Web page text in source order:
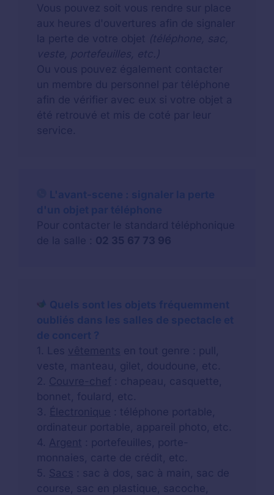
Vous pouvez soit vous rendre sur place
aux heures d'ouvertures afin de signaler
la perte de votre objet (téléphone, sac,
veste, portefeuilles, etc.)
Ou vous pouvez également contacter
un membre du personnel par téléphone
afin de vérifier avec eux si votre objet a
été retrouvé et mis de coté par leur
service.
Quels sont les objets fréquemment
oubliés dans les salles de spectacle et
de concert ?
1. Les vêtements en tout genre : pull,
veste, manteau, gilet, doudoune, etc.
2. Couvre-chef : chapeau, casquette,
bonnet, foulard, etc.
3. Électronique : téléphone portable,
ordinateur portable, appareil photo, etc.
4. Argent : portefeuilles, porte-
monnaies, carte de crédit, etc.
5. Sacs : sac à dos, sac à main, sac de
course, sac en plastique, sacoche,